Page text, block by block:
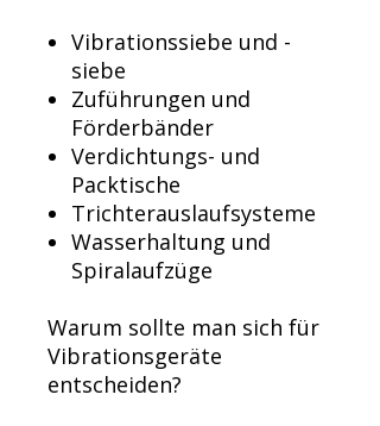
Vibrationssiebe und -
siebe
Zuführungen und
Förderbänder
Verdichtungs- und
Packtische
Trichterauslaufsysteme
Wasserhaltung und
Spiralaufzüge
Warum sollte man sich für
Vibrationsgeräte
entscheiden?